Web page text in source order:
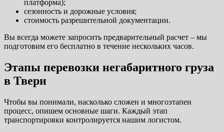
платформа);
сезонность и дорожные условия;
стоимость разрешительной документации.
Вы всегда можете запросить предварительный расчет – мы
подготовим его бесплатно в течение нескольких часов.
Этапы перевозки негабаритного груза
в Твери
Чтобы вы понимали, насколько сложен и многоэтапен
процесс, опишем основные шаги. Каждый этап
транспортировки контролируется нашим логистом.